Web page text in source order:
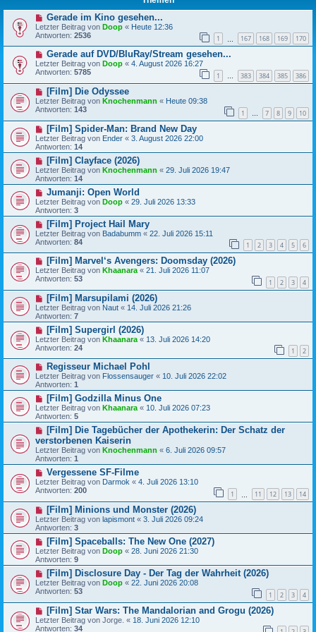
Gerade im Kino gesehen...
Letzter Beitrag von Doop « Heute 12:36
Antworten: 2536 1 167 168 169 170
Gerade auf DVD/BluRay/Stream gesehen...
Letzter Beitrag von Doop « 4. August 2026 16:27
Antworten: 5785 1 … 383 384 385 386
[Film] Die Odyssee
Letzter Beitrag von Knochenmann « Heute 09:38
Antworten: 143 1 … 7 8 9 10
[Film] Spider-Man: Brand New Day
Letzter Beitrag von Ender « 3. August 2026 22:00
Antworten: 14
[Film] Clayface (2026)
Letzter Beitrag von Knochenmann « 29. Juli 2026 19:47
Antworten: 14
Jumanji: Open World
Letzter Beitrag von Doop « 29. Juli 2026 13:33
Antworten: 3
[Film] Project Hail Mary
Letzter Beitrag von Badabumm « 22. Juli 2026 15:11
Antworten: 84 1 2 3 4 5 6
[Film] Marvel‘s Avengers: Doomsday (2026)
Letzter Beitrag von Khaanara « 21. Juli 2026 11:07
Antworten: 53 1 2 3 4
[Film] Marsupilami (2026)
Letzter Beitrag von Naut « 14. Juli 2026 21:26
Antworten: 7
[Film] Supergirl (2026)
Letzter Beitrag von Khaanara « 13. Juli 2026 14:20
Antworten: 24 1 2
Regisseur Michael Pohl
Letzter Beitrag von Flossensauger « 10. Juli 2026 22:02
Antworten: 1
[Film] Godzilla Minus One
Letzter Beitrag von Khaanara« 10. Juli 2026 07:23
Antworten: 5
[Film] Die Tagebücher der Apothekerin: Der Schatz der
verstorbenen Kaiserin
Letzter Beitrag von Knochenmann « 6. Juli 2026 09:57
Antworten: 1
Vergessene SF-Filme
Letzter Beitrag von Darmok « 4. Juli 2026 13:10
Antworten: 200 1 11 12 13 14
[Film] Minions und Monster (2026)
Letzter Beitrag von lapismont « 3. Juli 2026 09:24
Antworten: 3
[Film] Spaceballs: The New One (2027)
Letzter Beitrag von Doop « 28. Juni 2026 21:30
Antworten: 9
[Film] Disclosure Day - Der Tag der Wahrheit (2026)
Letzter Beitrag von Doop « 22. Juni 2026 20:08
Antworten: 53 1 2 3 4
[Film] Star Wars: The Mandalorian and Grogu (2026)
Letzter Beitrag von Jorge. « 18. Juni 2026 12:10
Antworten: 34